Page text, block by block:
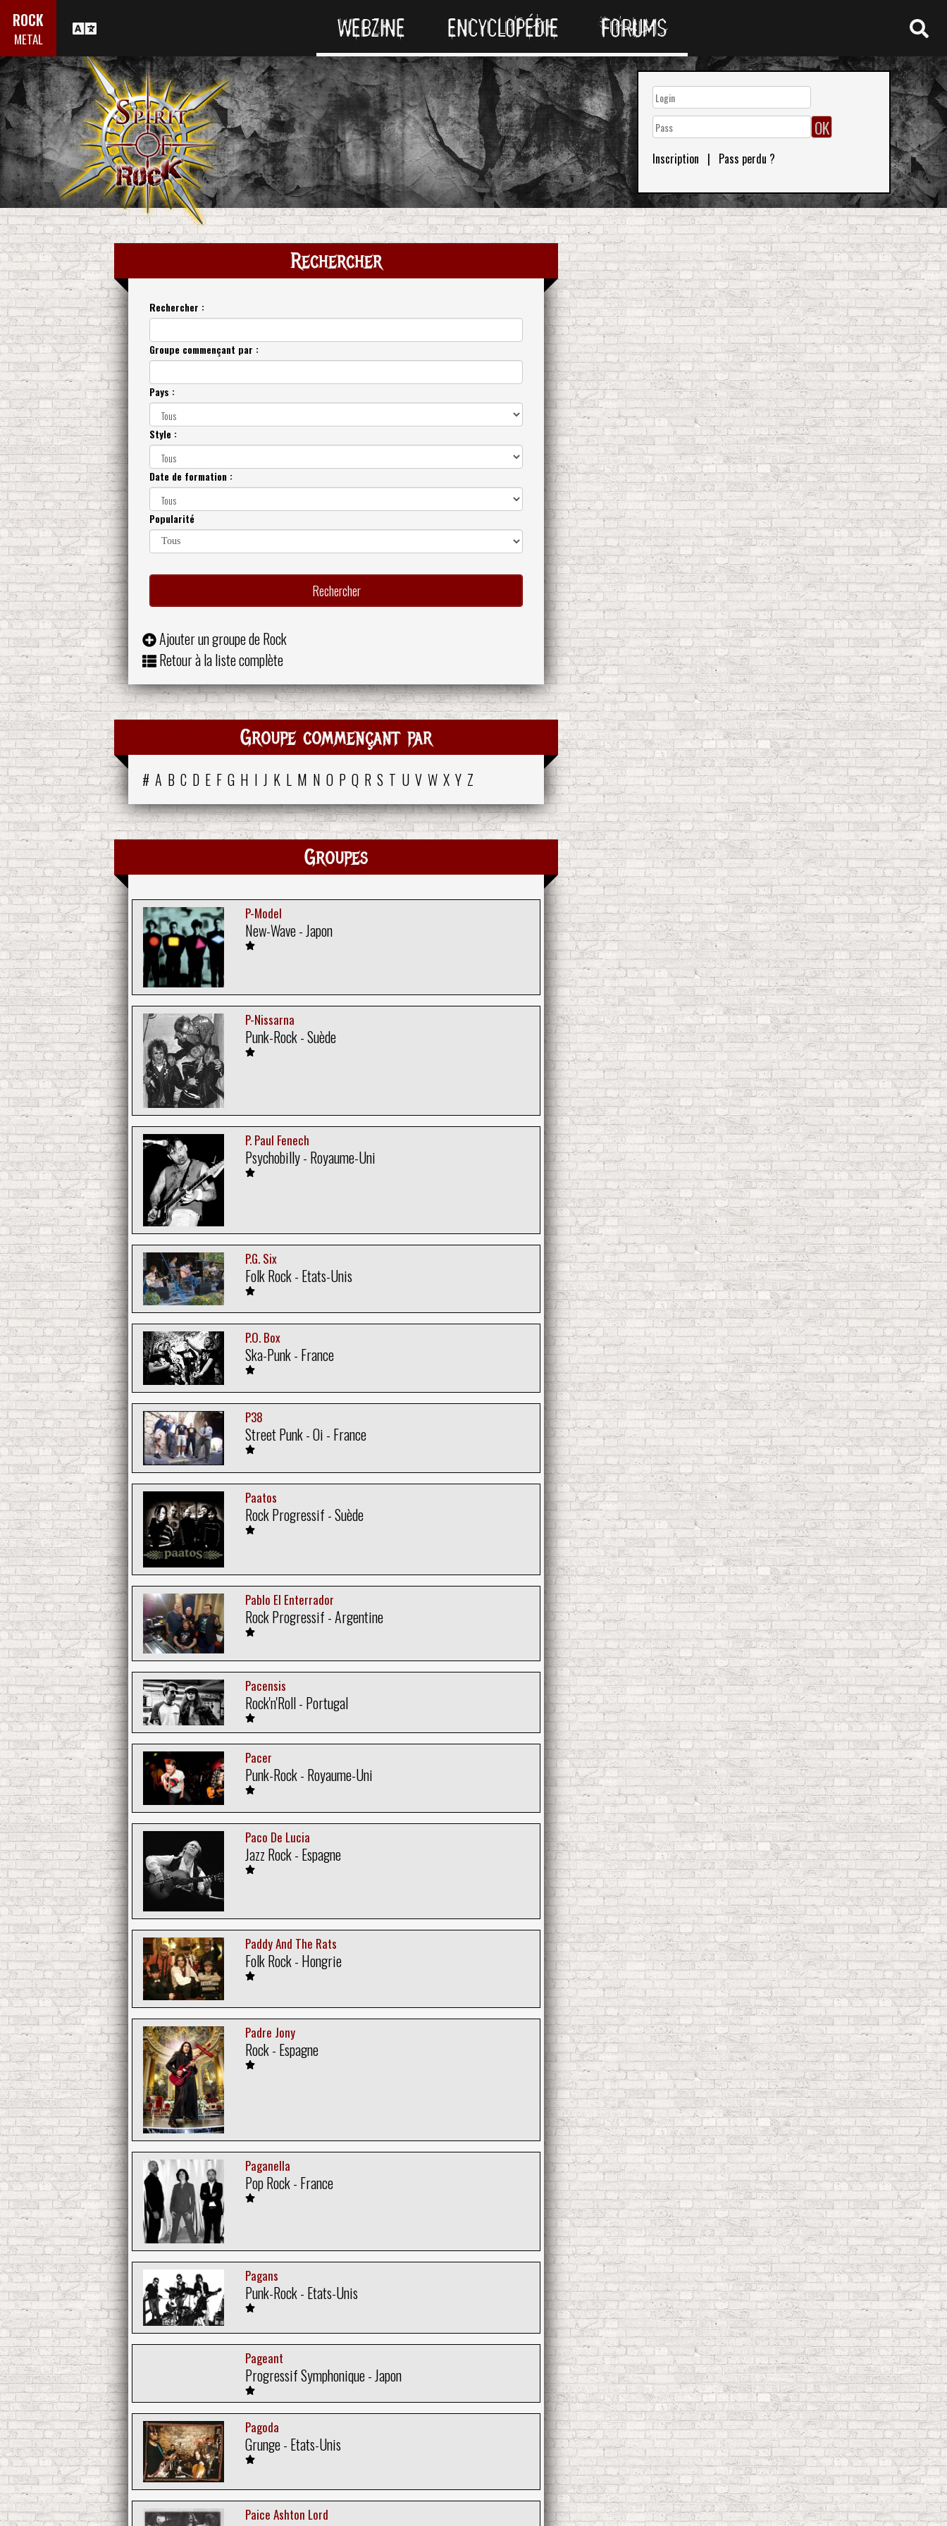
ROCK
METAL WEBZINE ENCYCLOPÉDIE FORUMS
Inscription | Pass perdu ?
Rechercher
Rechercher :
Groupe commençant par :
Pays :
Style :
Date de formation :
Popularité
Ajouter un groupe de Rock
Retour à la liste complète
Groupe commençant par
# A B C D E F G H I J K L M N O P Q R S T U V W X Y Z
Groupes
P-Model
New-Wave - Japon
P-Nissarna
Punk-Rock - Suède
P. Paul Fenech
Psychobilly - Royaume-Uni
P.G. Six
Folk Rock - Etats-Unis
P.O. Box
Ska-Punk - France
P38
Street Punk - Oi - France
Paatos
Rock Progressif - Suède
Pablo El Enterrador
Rock Progressif - Argentine
Pacensis
Rock'n'Roll - Portugal
Pacer
Punk-Rock - Royaume-Uni
Paco De Lucia
Jazz Rock - Espagne
Paddy And The Rats
Folk Rock - Hongrie
Padre Jony
Rock - Espagne
Paganella
Pop Rock - France
Pagans
Punk-Rock - Etats-Unis
Pageant
Progressif Symphonique - Japon
Pagoda
Grunge - Etats-Unis
Paice Ashton Lord